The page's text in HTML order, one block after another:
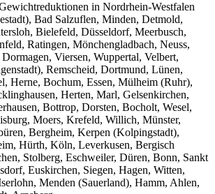
in Nordrhein-Westfalen
Bad Salzuflen, Minden, Detmold,
Bielefeld, Düsseldorf, Meerbusch,
Ratingen, Mönchengladbach, Neuss,
Viersen, Wuppertal, Velbert,
Remscheid, Dortmund, Lünen,
Herne, Bochum, Essen, Mülheim (Ruhr),
Herten, Marl, Gelsenkirchen,
Bottrop, Dorsten, Bocholt, Wesel,
Moers, Krefeld, Willich, Münster,
Bergheim, Kerpen (Kolpingstadt),
Hürth, Köln, Leverkusen, Bergisch
Stolberg, Eschweiler, Düren, Bonn, Sankt
Euskirchen, Siegen, Hagen, Witten,
Menden (Sauerland), Hamm, Ahlen,